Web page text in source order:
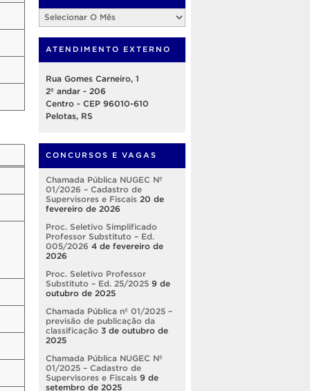
Notícias
Anteriores
ATENDIMENTO EXTERNO
Rua Gomes Carneiro, 1
2º andar - 206
Centro - CEP 96010-610
Pelotas, RS
CONCURSOS E VAGAS
Chamada Pública NUGEC Nº
01/2026 – Cadastro de
Supervisores e Fiscais 20 de
fevereiro de 2026
Proc. Seletivo Simplificado
Professor Substituto – Ed.
005/2026 4 de fevereiro de
2026
Proc. Seletivo Professor
Substituto – Ed. 25/2025 9 de
outubro de 2025
Chamada Pública nº 01/2025 –
previsão de publicação da
classificação 3 de outubro de
2025
Chamada Pública NUGEC Nº
01/2025 – Cadastro de
Supervisores e Fiscais 9 de
setembro de 2025